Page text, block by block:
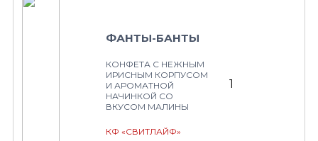
ФАНТЫ-БАНТЫ
КОНФЕТА С НЕЖНЫМ
ИРИСНЫМ КОРПУСОМ
И АРОМАТНОЙ
НАЧИНКОЙ СО
ВКУСОМ МАЛИНЫ
КФ «СВИТЛАЙФ»
1